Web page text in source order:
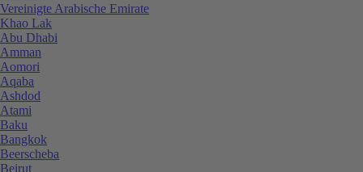
Vereinigte Arabische Emirate
Khao Lak
Abu Dhabi
Amman
Aomori
Aqaba
Ashdod
Atami
Baku
Bangkok
Beerscheba
Beirut